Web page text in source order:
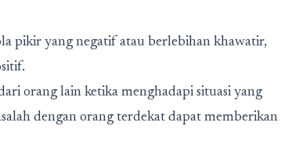
pikir yang negatif atau berlebihan khawatir,
orang lain ketika menghadapi situasi yang
dengan orang terdekat dapat memberikan